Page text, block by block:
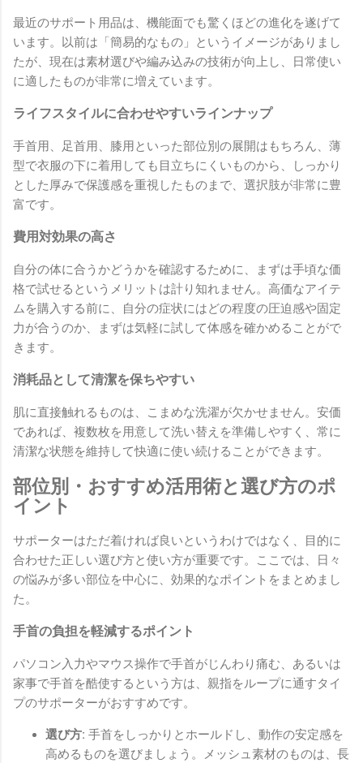
最近のサポート用品は、機能面でも驚くほどの進化を遂げて
います。以前は「簡易的なもの」というイメージがありまし
たが、現在は素材選びや編み込みの技術が向上し、日常使い
に適したものが非常に増えています。
ライフスタイルに合わせやすいラインナップ
手首用、足首用、膝用といった部位別の展開はもちろん、薄
型で衣服の下に着用しても目立ちにくいものから、しっかり
とした厚みで保護感を重視したものまで、選択肢が非常に豊
富です。
費用対効果の高さ
自分の体に合うかどうかを確認するために、まずは手頃な価
格で試せるというメリットは計り知れません。高価なアイテ
ムを購入する前に、自分の症状にはどの程度の圧迫感や固定
力が合うのか、まずは気軽に試して体感を確かめることがで
きます。
消耗品として清潔を保ちやすい
肌に直接触れるものは、こまめな洗濯が欠かせません。安価
であれば、複数枚を用意して洗い替えを準備しやすく、常に
清潔な状態を維持して快適に使い続けることができます。
部位別・おすすめ活用術と選び方のポ
イント
サポーターはただ着ければ良いというわけではなく、目的に
合わせた正しい選び方と使い方が重要です。ここでは、日々
の悩みが多い部位を中心に、効果的なポイントをまとめまし
た。
手首の負担を軽減するポイント
パソコン入力やマウス操作で手首がじんわり痛む、あるいは
家事で手首を酷使するという方は、親指をループに通すタイ
プのサポーターがおすすめです。
選び方: 手首をしっかりとホールドし、動作の安定感を
高めるものを選びましょう。メッシュ素材のものは、長